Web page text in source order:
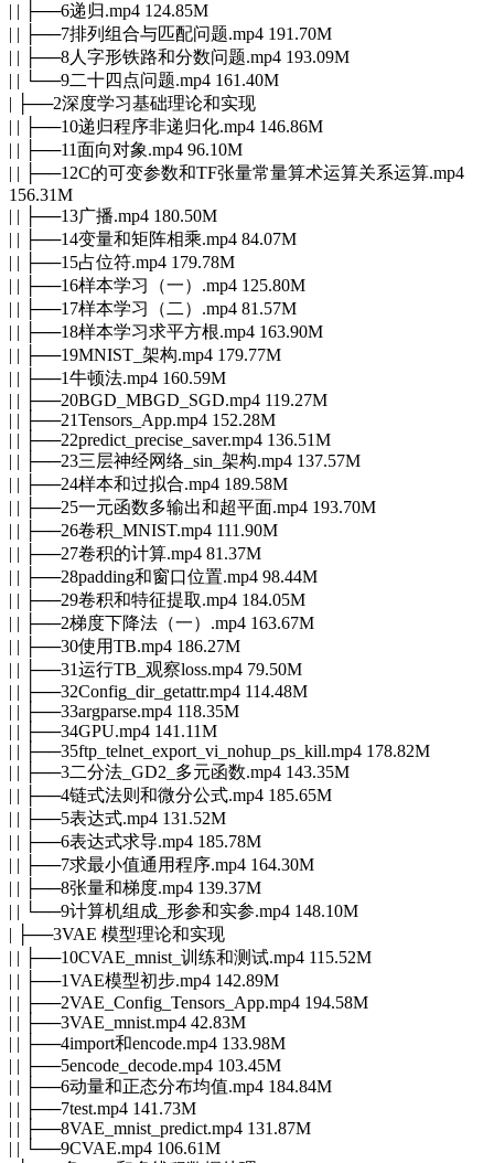
| | ├──6递归.mp4 124.85M
| | ├──7排列组合与匹配问题.mp4 191.70M
| | ├──8人字形铁路和分数问题.mp4 193.09M
| | └──9二十四点问题.mp4 161.40M
| ├──2深度学习基础理论和实现
| | ├──10递归程序非递归化.mp4 146.86M
| | ├──11面向对象.mp4 96.10M
| | ├──12C的可变参数和TF张量常量算术运算关系运算.mp4
156.31M
| | ├──13广播.mp4 180.50M
| | ├──14变量和矩阵相乘.mp4 84.07M
| | ├──15占位符.mp4 179.78M
| | ├──16样本学习（一）.mp4 125.80M
| | ├──17样本学习（二）.mp4 81.57M
| | ├──18样本学习求平方根.mp4 163.90M
| | ├──19MNIST_架构.mp4 179.77M
| | ├──1牛顿法.mp4 160.59M
| | ├──20BGD_MBGD_SGD.mp4 119.27M
| | ├──21Tensors_App.mp4 152.28M
| | ├──22predict_precise_saver.mp4 136.51M
| | ├──23三层神经网络_sin_架构.mp4 137.57M
| | ├──24样本和过拟合.mp4 189.58M
| | ├──25一元函数多输出和超平面.mp4 193.70M
| | ├──26卷积_MNIST.mp4 111.90M
| | ├──27卷积的计算.mp4 81.37M
| | ├──28padding和窗口位置.mp4 98.44M
| | ├──29卷积和特征提取.mp4 184.05M
| | ├──2梯度下降法（一）.mp4 163.67M
| | ├──30使用TB.mp4 186.27M
| | ├──31运行TB_观察loss.mp4 79.50M
| | ├──32Config_dir_getattr.mp4 114.48M
| | ├──33argparse.mp4 118.35M
| | ├──34GPU.mp4 141.11M
| | ├──35ftp_telnet_export_vi_nohup_ps_kill.mp4 178.82M
| | ├──3二分法_GD2_多元函数.mp4 143.35M
| | ├──4链式法则和微分公式.mp4 185.65M
| | ├──5表达式.mp4 131.52M
| | ├──6表达式求导.mp4 185.78M
| | ├──7求最小值通用程序.mp4 164.30M
| | ├──8张量和梯度.mp4 139.37M
| | └──9计算机组成_形参和实参.mp4 148.10M
| ├──3VAE 模型理论和实现
| | ├──10CVAE_mnist_训练和测试.mp4 115.52M
| | ├──1VAE模型初步.mp4 142.89M
| | ├──2VAE_Config_Tensors_App.mp4 194.58M
| | ├──3VAE_mnist.mp4 42.83M
| | ├──4import和encode.mp4 133.98M
| | ├──5encode_decode.mp4 103.45M
| | ├──6动量和正态分布均值.mp4 184.84M
| | ├──7test.mp4 141.73M
| | ├──8VAE_mnist_predict.mp4 131.87M
| | └──9CVAE.mp4 106.61M